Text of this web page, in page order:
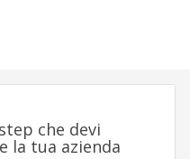
che devi
la tua azienda